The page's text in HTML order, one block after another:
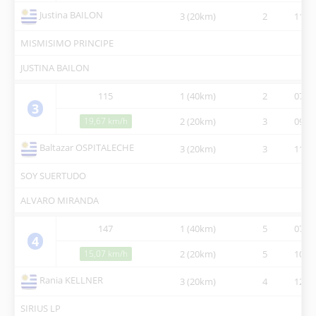
Justina BAILON 3 (20km) 2
MISMISIMO PRINCIPE
JUSTINA BAILON
3
115 1 (40km) 2
19,67 km/h 2 (20km) 3
Baltazar OSPITALECHE 3 (20km) 3
SOY SUERTUDO
ALVARO MIRANDA
4
147 1 (40km) 5
15,07 km/h 2 (20km) 5
Rania KELLNER 3 (20km) 4
SIRIUS LP